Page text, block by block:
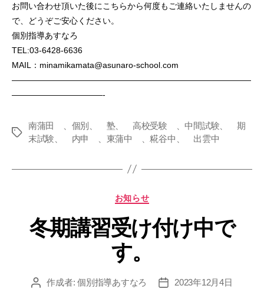
お問い合わせ頂いた後にこちらから何度もご連絡いたしませんの
で、どうぞご安心ください。
個別指導あすなろ
TEL:03-6428-6636
MAIL：minamikamata@asunaro-school.com
—————————————————————————————
———————————-
タ
南蒲田 、個別、 塾、 高校受験 、中間試験、 期
末試験、 内申 、東蒲中 、糀谷中、 出雲中
カ
ゴ
リ
ー
お知らせ
冬期講習受け付け中で
す。
投
作成者:個別指導あすなろ
投
2023年12月4日